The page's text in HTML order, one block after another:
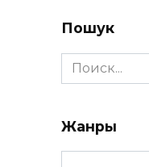
Пошук
Search
for:
Жанры